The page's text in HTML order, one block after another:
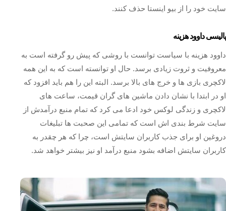
سایت خود را از بیو اینستا حذف کنند.
پالیسی داوود هزینه
داوود هزینه با سیاست توانست با روشی که پیش رو گرفته است به
معروفیت و ثروت زیادی برسد. حال او توانسته است که به این همه
لاکچری بازی ها و خرج های بالا برسد. البته این را هم باید افزود که
او در ابتدا با نشان دادن ماشین های گران قیمت، ساعت های
لاکچری و زندگی لوکس خود ادعا می کرد که تمام منبع درآمدش از
سایت شرط بندی اش است که تمامی این صحبت ها تبلیغات
دروغین او برای جذب کاربران سایتش است، چرا که هر چقدر به
کاربران سایتش اضافه بشود منبع درآمد او نیز بیشتر خواهد شد.